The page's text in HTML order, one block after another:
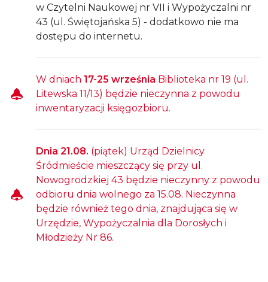
w Czytelni Naukowej nr VII i Wypożyczalni nr
43 (ul. Świętojańska 5) - dodatkowo nie ma
dostępu do internetu.
W dniach 17-25 września Biblioteka nr 19 (ul.
Litewska 11/13) będzie nieczynna z powodu
inwentaryzacji księgozbioru.
Dnia 21.08. (piątek) Urząd Dzielnicy
Śródmieście mieszczący się przy ul.
Nowogrodzkiej 43 będzie nieczynny z powodu
odbioru dnia wolnego za 15.08. Nieczynna
będzie również tego dnia, znajdująca się w
Urzędzie, Wypożyczalnia dla Dorosłych i
Młodzieży Nr 86.